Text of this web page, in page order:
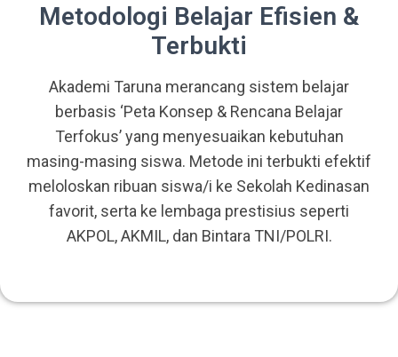
Metodologi Belajar Efisien &
Terbukti
Akademi Taruna merancang sistem belajar
berbasis ‘Peta Konsep & Rencana Belajar
Terfokus’ yang menyesuaikan kebutuhan
masing-masing siswa. Metode ini terbukti efektif
meloloskan ribuan siswa/i ke Sekolah Kedinasan
favorit, serta ke lembaga prestisius seperti
AKPOL, AKMIL, dan Bintara TNI/POLRI.